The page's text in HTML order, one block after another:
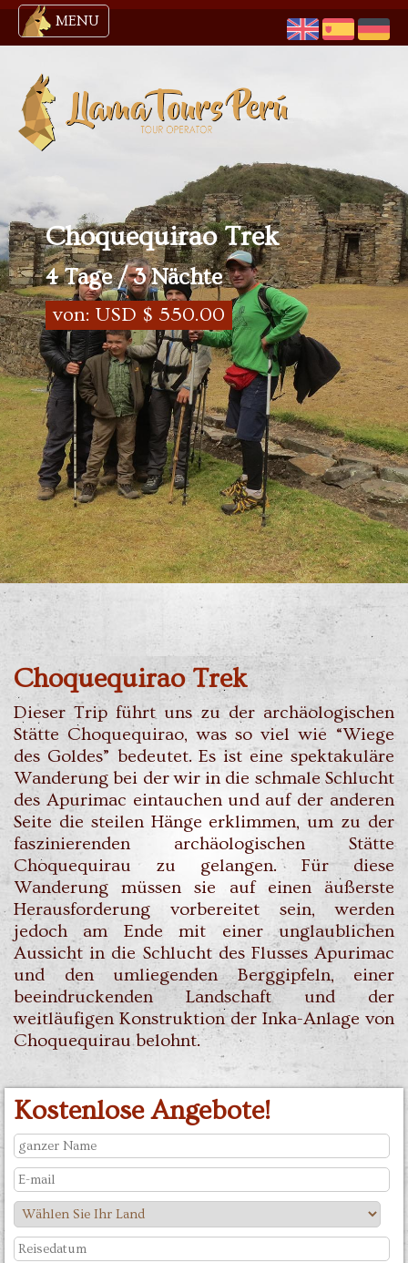
MENU
Choquequirao Trek
4 Tage / 3 Nächte
von: USD $ 550.00
Choquequirao Trek
Dieser Trip führt uns zu der archäologischen
Stätte Choquequirao, was so viel wie “Wiege
des Goldes” bedeutet. Es ist eine spektakuläre
Wanderung bei der wir in die schmale Schlucht
des Apurimac eintauchen und auf der anderen
Seite die steilen Hänge erklimmen, um zu der
faszinierenden archäologischen Stätte
Choquequirau zu gelangen. Für diese
Wanderung müssen sie auf einen äußerste
Herausforderung vorbereitet sein, werden
jedoch am Ende mit einer unglaublichen
Aussicht in die Schlucht des Flusses Apurimac
und den umliegenden Berggipfeln, einer
beeindruckenden Landschaft und der
weitläufigen Konstruktion der Inka-Anlage von
Choquequirau belohnt.
Kostenlose Angebote!